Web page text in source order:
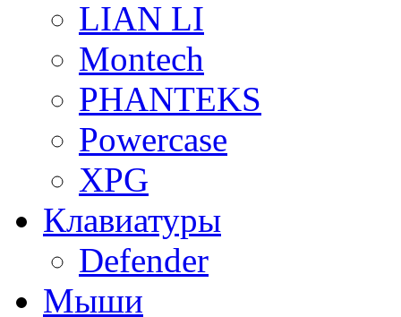
LIAN LI
Montech
PHANTEKS
Powercase
XPG
Клавиатуры
Defender
Мыши